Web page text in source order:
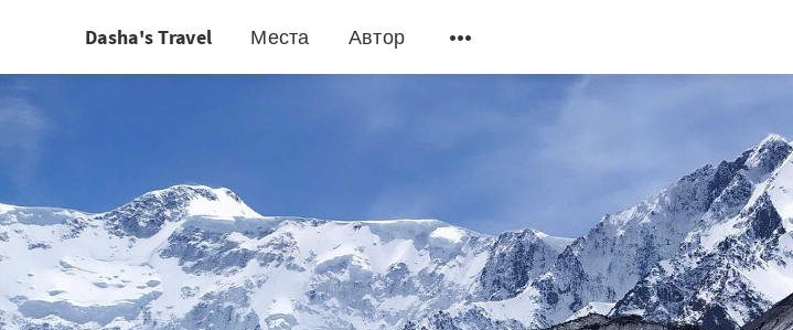
Dasha's Travel Места Автор